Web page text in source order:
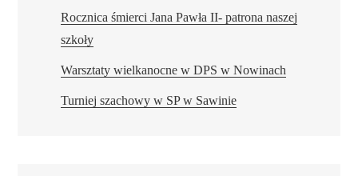
Rocznica śmierci Jana Pawła II- patrona naszej
szkoły
Warsztaty wielkanocne w DPS w Nowinach
Turniej szachowy w SP w Sawinie